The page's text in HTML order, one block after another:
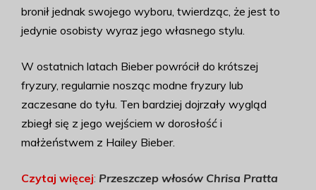
bronił jednak swojego wyboru, twierdząc, że jest to
jedynie osobisty wyraz jego własnego stylu.
W ostatnich latach Bieber powrócił do krótszej
fryzury, regularnie nosząc modne fryzury lub
zaczesane do tyłu. Ten bardziej dojrzały wygląd
zbiegł się z jego wejściem w dorosłość i
małżeństwem z Hailey Bieber.
Czytaj więcej: Przeszczep włosów Chrisa Pratta